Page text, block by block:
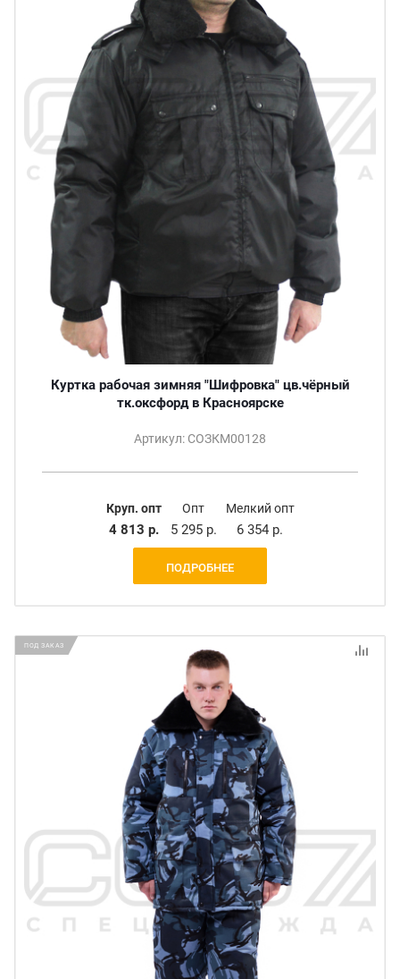
Куртка рабочая зимняя "Шифровка" цв.чёрный
тк.оксфорд в Красноярске
Артикул: СОЗКМ00128
Круп. опт
4 813 р.
Опт
5 295 р.
Мелкий опт
6 354 р.
ПОДРОБНЕЕ
ПОД ЗАКАЗ